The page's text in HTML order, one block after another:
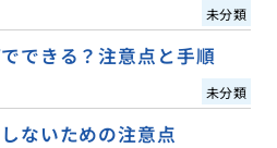
未分類
できる？注意点と手順
未分類
ないための注意点